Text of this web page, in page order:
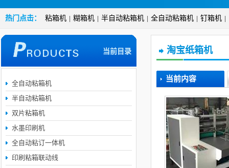
热门点击： 粘箱机 糊箱机 半自动粘箱机 全自动粘箱机 钉箱机
淘宝纸箱机
当前内容
当前目录
全自动粘箱机
半自动粘箱机
双片粘箱机
水墨印刷机
全自动粘订一体机
印刷粘箱联动线